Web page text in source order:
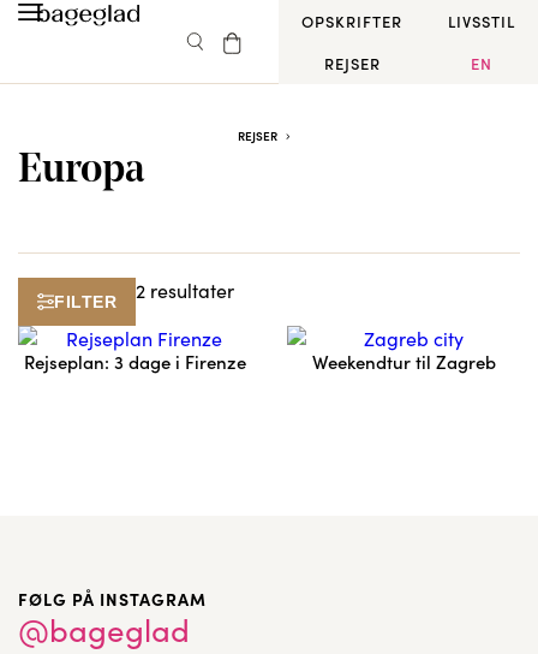
OPSKRIFTER
LIVSSTIL
REJSER
EN
REJSER
Europa
FILTER 2 resultater
Rejseplan: 3 dage i Firenze Weekendtur til Zagreb
FØLG PÅ INSTAGRAM
@bageglad